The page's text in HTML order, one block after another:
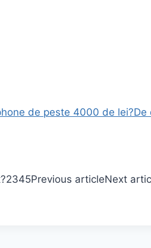
de peste 4000 de lei?De
2345Previous articleNext